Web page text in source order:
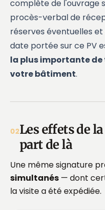
complète de l'ouvrage
procès-verbal de
réserves éventuelles et
date portée sur ce PV
la plus importante
votre bâtiment.
02Les effets de
part de là
Une même signature
simultanés — dont
la visite a été expédiée.